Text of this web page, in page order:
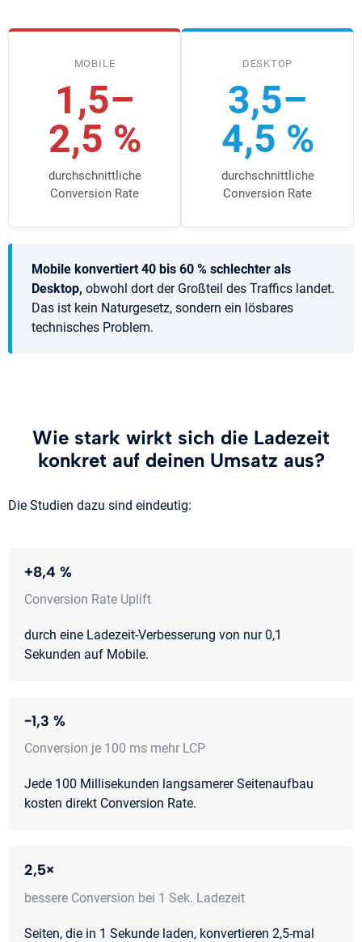
MOBILE
1,5–
2,5 %
durchschnittliche
Conversion Rate
DESKTOP
3,5–
4,5 %
durchschnittliche
Conversion Rate
Mobile konvertiert 40 bis 60 % schlechter als
Desktop, obwohl dort der Großteil des Traffics landet.
Das ist kein Naturgesetz, sondern ein lösbares
technisches Problem.
Wie stark wirkt sich die Ladezeit
konkret auf deinen Umsatz aus?
Die Studien dazu sind eindeutig:
+8,4 %
Conversion Rate Uplift
durch eine Ladezeit-Verbesserung von nur 0,1
Sekunden auf Mobile.
−1,3 %
Conversion je 100 ms mehr LCP
Jede 100 Millisekunden langsamerer Seitenaufbau
kosten direkt Conversion Rate.
2,5×
bessere Conversion bei 1 Sek. Ladezeit
Seiten, die in 1 Sekunde laden, konvertieren 2,5-mal